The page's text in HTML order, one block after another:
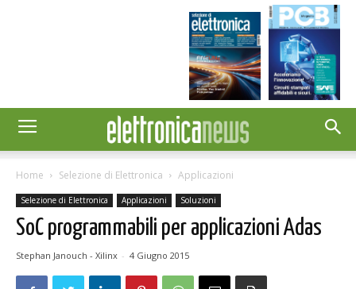
Home Selezione di Elettronica Applicazioni
Selezione di Elettronica Applicazioni Soluzioni
SoC programmabili per applicazioni Adas
Stephan Janouch - Xilinx - 4 Giugno 2015